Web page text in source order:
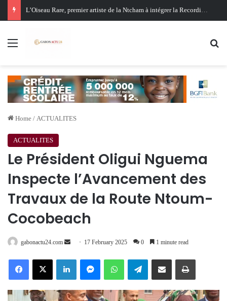
Menu
Home / ACTUALITES
ACTUALITES
Le Président Oligui Nguema
Inspecte l’Avancement des
Travaux de la Route Ntoum-
Cocobeach
gabonactu24.com
Send 17 February 2025 0 1 minute read
FacebookX LinkedInMessengerWhatsAppTelegramShare via Email Print